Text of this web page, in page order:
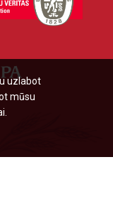
uzlabot
mūsu